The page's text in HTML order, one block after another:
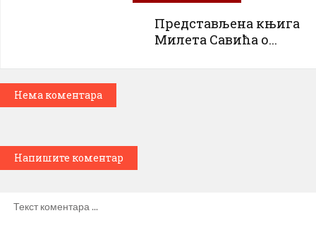
Представљена књига
Милета Савића о...
Нема коментара
Напишите коментар